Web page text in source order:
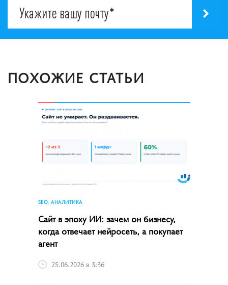
ПОХОЖИЕ СТАТЬИ
SEO, АНАЛИТИКА
Сайт в эпоху ИИ: зачем он бизнесу,
когда отвечает нейросеть, а покупает
агент
25.06.2026 в 3:36